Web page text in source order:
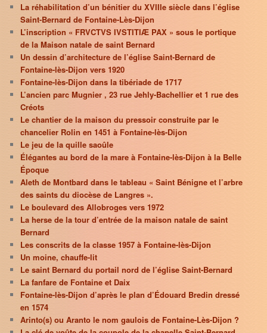
La réhabilitation d’un bénitier du XVIIIe siècle dans l’église
Saint-Bernard de Fontaine-Lès-Dijon
L’inscription « FRVCTVS IVSTITIÆ PAX » sous le portique
de la Maison natale de saint Bernard
Un dessin d’architecture de l’église Saint-Bernard de
Fontaine-lès-Dijon vers 1920
Fontaine-lès-Dijon dans la tibériade de 1717
L’ancien parc Mugnier , 23 rue Jehly-Bachellier et 1 rue des
Créots
Le chantier de la maison du pressoir construite par le
chancelier Rolin en 1451 à Fontaine-lès-Dijon
Le jeu de la quille saoûle
Élégantes au bord de la mare à Fontaine-lès-Dijon à la Belle
Époque
Aleth de Montbard dans le tableau « Saint Bénigne et l’arbre
des saints du diocèse de Langres ».
Le boulevard des Allobroges vers 1972
La herse de la tour d’entrée de la maison natale de saint
Bernard
Les conscrits de la classe 1957 à Fontaine-lès-Dijon
Un moine, chauffe-lit
Le saint Bernard du portail nord de l’église Saint-Bernard
La fanfare de Fontaine et Daix
Fontaine-lès-Dijon d’après le plan d’Édouard Bredin dressé
en 1574
Arinto(s) ou Aranto le nom gaulois de Fontaine-Lès-Dijon ?